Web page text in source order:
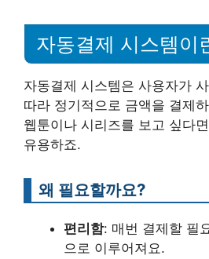
자동결제 시스템이
자동결제 시스템은 사용자가
따라 정기적으로 금액을 결제
웹툰이나 시리즈를 보고 싶다
유용하죠.
왜 필요할까요?
편리함: 매번 결제할 필
으로 이루어져요.